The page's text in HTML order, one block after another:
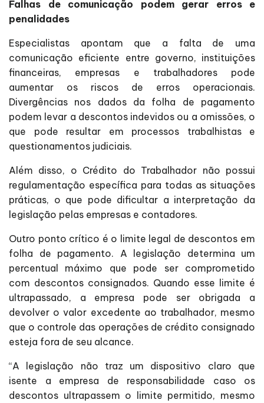
Falhas de comunicação podem gerar erros e
penalidades
Especialistas apontam que a falta de uma
comunicação eficiente entre governo, instituições
financeiras, empresas e trabalhadores pode
aumentar os riscos de erros operacionais.
Divergências nos dados da folha de pagamento
podem levar a descontos indevidos ou a omissões, o
que pode resultar em processos trabalhistas e
questionamentos judiciais.
Além disso, o Crédito do Trabalhador não possui
regulamentação específica para todas as situações
práticas, o que pode dificultar a interpretação da
legislação pelas empresas e contadores.
Outro ponto crítico é o limite legal de descontos em
folha de pagamento. A legislação determina um
percentual máximo que pode ser comprometido
com descontos consignados. Quando esse limite é
ultrapassado, a empresa pode ser obrigada a
devolver o valor excedente ao trabalhador, mesmo
que o controle das operações de crédito consignado
esteja fora de seu alcance.
“A legislação não traz um dispositivo claro que
isente a empresa de responsabilidade caso os
descontos ultrapassem o limite permitido, mesmo